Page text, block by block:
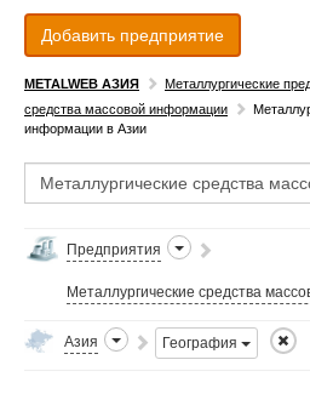
Добавить предприятие
METALWEB АЗИЯ Металлургические
средства массовой информации
информации в Азии
Предприятия
Металлургические средства
Азия География